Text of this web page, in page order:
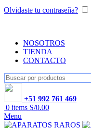
Olvidaste tu contraseña?
NOSOTROS
TIENDA
CONTACTO
+51 992 761 469
0 items S/0.00
Menu